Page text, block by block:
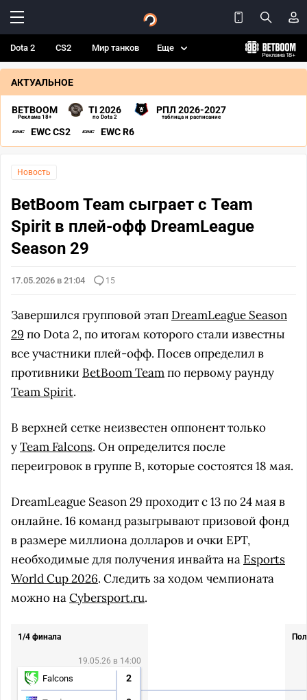
Dota 2 CS2 Мир танков Еще
АКТУАЛЬНОЕ
BETBOOM
Реклама 18+
TI 2026
по Dota 2
РПЛ 2026-2027
таблица и расписание
EWC CS2 EWC R6
Новость
BetBoom Team сыграет с Team
Spirit в плей-офф DreamLeague
Season 29
17.05.2026 в 21:04 15
Завершился групповой этап DreamLeague Season
29 по Dota 2, по итогам которого стали известны
все участники плей-офф. Посев определил в
противники BetBoom Teamпо первому раунду
Team Spirit.
В верхней сетке неизвестен оппонент только
уTeam Falcons. Он определится после
переигровок в группе B, которые состоятся 18 мая.
DreamLeague Season 29 проходит с 13 по 24 мая в
онлайне. 16 команд разыгрывают призовой фонд
в размере миллиона долларов и очки EPT,
необходимые для получения инвайта на Esports
World Cup 2026. Следить за ходом чемпионата
можно наCybersport.ru.
1/4 финала
19.05.26 в 14:00
Falcons 2